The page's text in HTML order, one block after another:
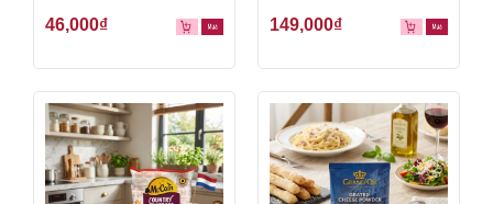
0
out
5
46,000₫
0
out
5
149,000₫